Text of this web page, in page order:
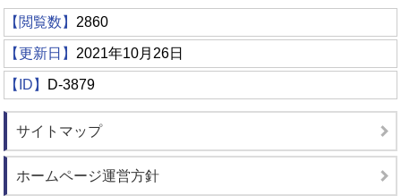
【閲覧数】 2860
【更新日】 2021年10月26日
【ID】 D-3879
サイトマップ
ホームページ運営方針